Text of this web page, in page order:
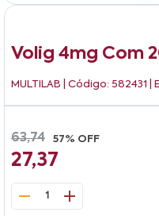
Volig 4mg Com
MULTILAB | Código: 582431 |
63,74 57% OFF
27,37
1